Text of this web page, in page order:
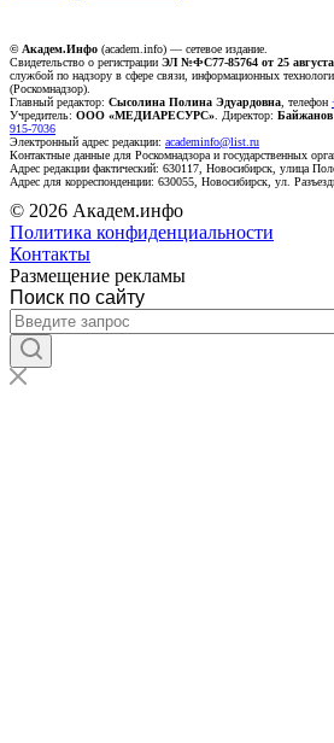
© Академ.Инфо (academ.info) — сетевое издание.
Свидетельство о регистрации ЭЛ №ФС77-85764 от 25 августа
службой по надзору в сфере связи, информационных
(Роскомнадзор).
Главный редактор: Сысолина Полина Эдуардовна , телефон
Учредитель: ООО «МЕДИАРЕСУРС» . Директор:
915-7036
Электронный адрес редакции: academinfo@list.ru
Контактные данные для Роскомнадзора и государственных
Адрес редакции фактический: 630117, Новосибирск, улица
Адрес для корреспонденции: 630055, Новосибирск, ул.
© 2026 Академ.инфо
Политика конфиденциальности
Контакты
Размещение рекламы
Поиск по сайту